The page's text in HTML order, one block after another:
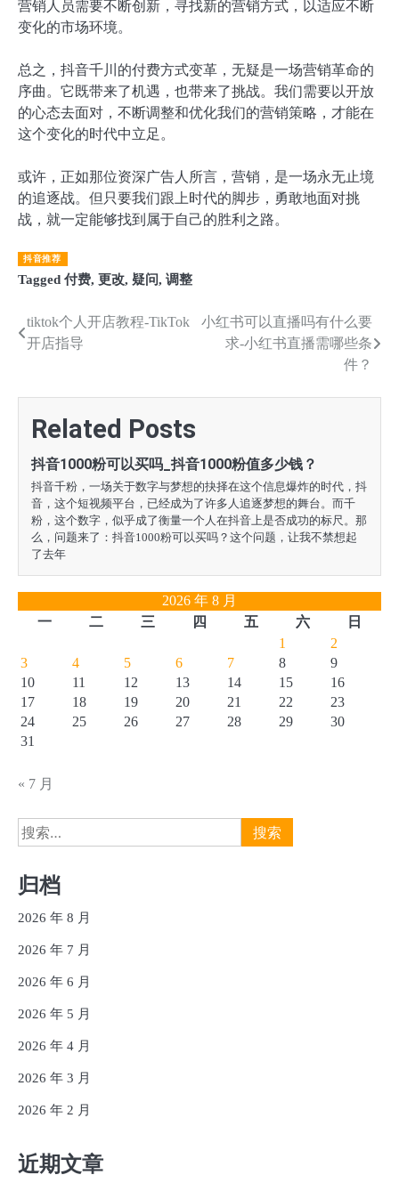
营销人员需要不断创新，寻找新的营销方式，以适应不断
变化的市场环境。
总之，抖音千川的付费方式变革，无疑是一场营销革命的
序曲。它既带来了机遇，也带来了挑战。我们需要以开放
的心态去面对，不断调整和优化我们的营销策略，才能在
这个变化的时代中立足。
或许，正如那位资深广告人所言，营销，是一场永无止境
的追逐战。但只要我们跟上时代的脚步，勇敢地面对挑
战，就一定能够找到属于自己的胜利之路。
抖音推荐
Tagged 付费, 更改, 疑问, 调整
文
导
航
tiktok个人开店教程-TikTok
开店指导
小红书可以直播吗有什么要
求-小红书直播需哪些条
件？
Related Posts
抖音1000粉可以买吗_抖音1000粉值多少钱？
抖音千粉，一场关于数字与梦想的抉择在这个信息爆炸的时代，抖
音，这个短视频平台，已经成为了许多人追逐梦想的舞台。而千
粉，这个数字，似乎成了衡量一个人在抖音上是否成功的标尺。那
么，问题来了：抖音1000粉可以买吗？这个问题，让我不禁想起
了去年
2026 年 8 月
一
二 三 四 五 六
日
1
2
3
4 5 6 7 8
9
10
11 12 13 14 15
16
17
18 19 20 21 22
23
24
25 26 27 28 29
30
31
« 7 月
搜
索：
归档
2026 年 8 月
2026 年 7 月
2026 年 6 月
2026 年 5 月
2026 年 4 月
2026 年 3 月
2026 年 2 月
近期文章